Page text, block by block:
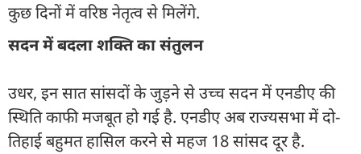
कुछ दिनों में वरिष्ठ नेतृत्व से मिलेंगे.
सदन में बदला शक्ति का संतुलन
उधर, इन सात सांसदों के जुड़ने से उच्च सदन में एनडीए की
स्थिति काफी मजबूत हो गई है. एनडीए अब राज्यसभा में दो-
तिहाई बहुमत हासिल करने से महज 18 सांसद दूर है.